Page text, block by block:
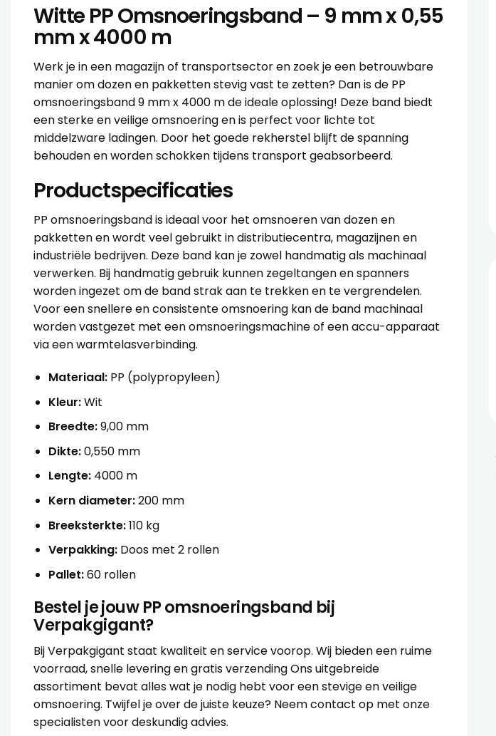
Witte PP Omsnoeringsband – 9 mm x 0,55
mm x 4000 m
Werk je in een magazijn of transportsector en zoek je een betrouwbare
manier om dozen en pakketten stevig vast te zetten? Dan is de PP
omsnoeringsband 9 mm x 4000 m de ideale oplossing! Deze band biedt
een sterke en veilige omsnoering en is perfect voor lichte tot
middelzware ladingen. Door het goede rekherstel blijft de spanning
behouden en worden schokken tijdens transport geabsorbeerd.
Productspecificaties
PP omsnoeringsband is ideaal voor het omsnoeren van dozen en
pakketten en wordt veel gebruikt in distributiecentra, magazijnen en
industriële bedrijven. Deze band kan je zowel handmatig als machinaal
verwerken. Bij handmatig gebruik kunnen zegeltangen en spanners
worden ingezet om de band strak aan te trekken en te vergrendelen.
Voor een snellere en consistente omsnoering kan de band machinaal
worden vastgezet met een omsnoeringsmachine of een accu-apparaat
via een warmtelasverbinding.
Materiaal:PP (polypropyleen)
Kleur:Wit
Breedte:9,00 mm
Dikte:0,550 mm
Lengte:4000 m
Kern diameter:200 mm
Breeksterkte:110 kg
Verpakking:Doos met 2 rollen
Pallet:60 rollen
Bestel je jouw PP omsnoeringsband bij
Verpakgigant?
Bij Verpakgigant staat kwaliteit en service voorop. Wij bieden een ruime
voorraad, snelle levering en gratis verzending Ons uitgebreide
assortiment bevat alles wat je nodig hebt voor een stevige en veilige
omsnoering. Twijfel je over de juiste keuze? Neemcontact op met onze
specialisten voor deskundig advies.